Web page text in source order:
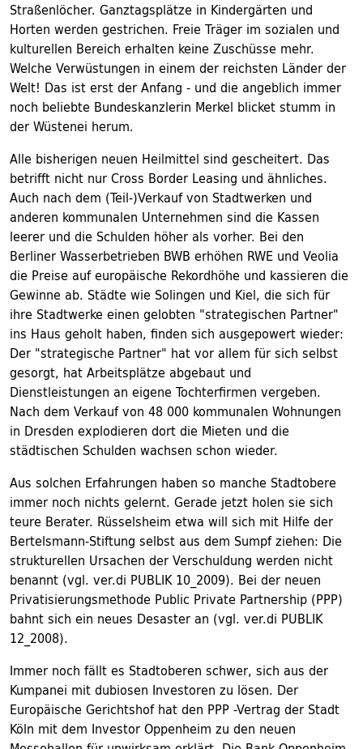
Straßenlöcher. Ganztagsplätze in Kindergärten und
Horten werden gestrichen. Freie Träger im sozialen und
kulturellen Bereich erhalten keine Zuschüsse mehr.
Welche Verwüstungen in einem der reichsten Länder der
Welt! Das ist erst der Anfang - und die angeblich immer
noch beliebte Bundeskanzlerin Merkel blicket stumm in
der Wüstenei herum.
Alle bisherigen neuen Heilmittel sind gescheitert. Das
betrifft nicht nur Cross Border Leasing und ähnliches.
Auch nach dem (Teil-)Verkauf von Stadtwerken und
anderen kommunalen Unternehmen sind die Kassen
leerer und die Schulden höher als vorher. Bei den
Berliner Wasserbetrieben BWB erhöhen RWE und Veolia
die Preise auf europäische Rekordhöhe und kassieren die
Gewinne ab. Städte wie Solingen und Kiel, die sich für
ihre Stadtwerke einen gelobten "strategischen Partner"
ins Haus geholt haben, finden sich ausgepowert wieder:
Der "strategische Partner" hat vor allem für sich selbst
gesorgt, hat Arbeitsplätze abgebaut und
Dienstleistungen an eigene Tochterfirmen vergeben.
Nach dem Verkauf von 48 000 kommunalen Wohnungen
in Dresden explodieren dort die Mieten und die
städtischen Schulden wachsen schon wieder.
Aus solchen Erfahrungen haben so manche Stadtobere
immer noch nichts gelernt. Gerade jetzt holen sie sich
teure Berater. Rüsselsheim etwa will sich mit Hilfe der
Bertelsmann-Stiftung selbst aus dem Sumpf ziehen: Die
strukturellen Ursachen der Verschuldung werden nicht
benannt (vgl. ver.di PUBLIK 10_2009). Bei der neuen
Privatisierungsmethode Public Private Partnership (PPP)
bahnt sich ein neues Desaster an (vgl. ver.di PUBLIK
12_2008).
Immer noch fällt es Stadtoberen schwer, sich aus der
Kumpanei mit dubiosen Investoren zu lösen. Der
Europäische Gerichtshof hat den PPP -Vertrag der Stadt
Köln mit dem Investor Oppenheim zu den neuen